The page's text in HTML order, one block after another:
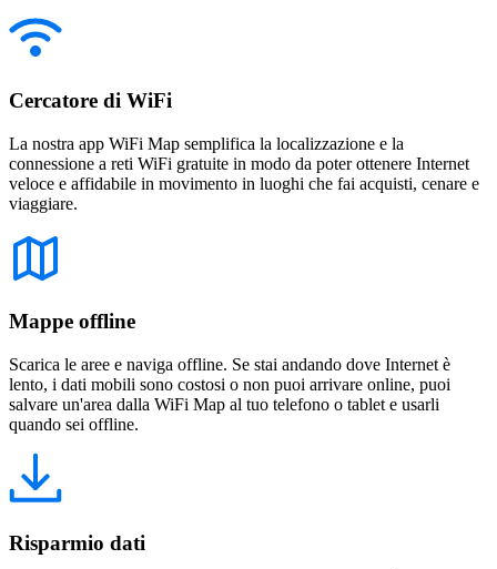
Cercatore di WiFi
La nostra app WiFi Map semplifica la localizzazione e la
connessione a reti WiFi gratuite in modo da poter ottenere Internet
veloce e affidabile in movimento in luoghi che fai acquisti, cenare e
viaggiare.
Mappe offline
Scarica le aree e naviga offline. Se stai andando dove Internet è
lento, i dati mobili sono costosi o non puoi arrivare online, puoi
salvare un'area dalla WiFi Map al tuo telefono o tablet e usarli
quando sei offline.
Risparmio dati